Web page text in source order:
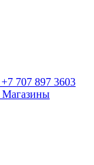
+7 707 897 3603
Магазины